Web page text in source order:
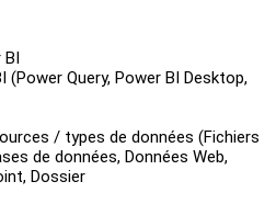
BI
(Power Query, Power BI Desktop,
/ types de données (Fichiers
de données, Données Web,
Dossier